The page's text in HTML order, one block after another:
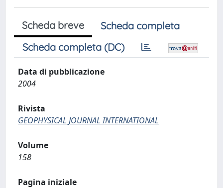
Scheda breve
Scheda completa
Scheda completa (DC)
Data di pubblicazione
2004
Rivista
GEOPHYSICAL JOURNAL INTERNATIONAL
Volume
158
Pagina iniziale